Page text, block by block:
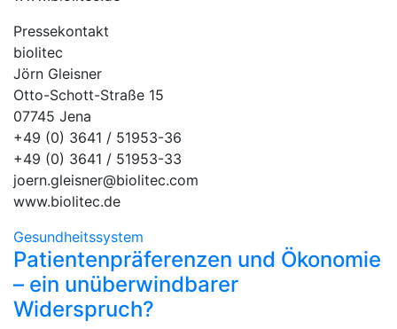
Pressekontakt
biolitec
Jörn Gleisner
Otto-Schott-Straße 15
07745 Jena
+49 (0) 3641 / 51953-36
+49 (0) 3641 / 51953-33
joern.gleisner@biolitec.com
www.biolitec.de
Gesundheitssystem
Patientenpräferenzen und Ökonomie
– ein unüberwindbarer
Widerspruch?